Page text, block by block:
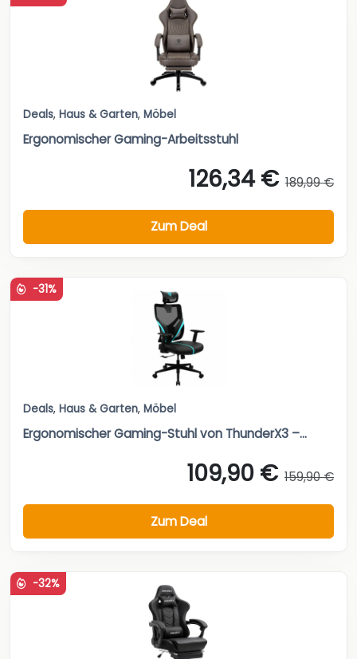
Deals, Haus & Garten, Möbel
Ergonomischer Gaming-Arbeitsstuhl
126,34 € 189,99 €
Zum Deal
-31%
Deals, Haus & Garten, Möbel
Ergonomischer Gaming-Stuhl von ThunderX3 –...
109,90 € 159,90 €
Zum Deal
-32%